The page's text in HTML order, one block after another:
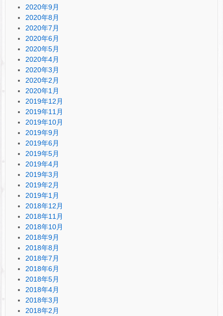
2020年9月
2020年8月
2020年7月
2020年6月
2020年5月
2020年4月
2020年3月
2020年2月
2020年1月
2019年12月
2019年11月
2019年10月
2019年9月
2019年6月
2019年5月
2019年4月
2019年3月
2019年2月
2019年1月
2018年12月
2018年11月
2018年10月
2018年9月
2018年8月
2018年7月
2018年6月
2018年5月
2018年4月
2018年3月
2018年2月